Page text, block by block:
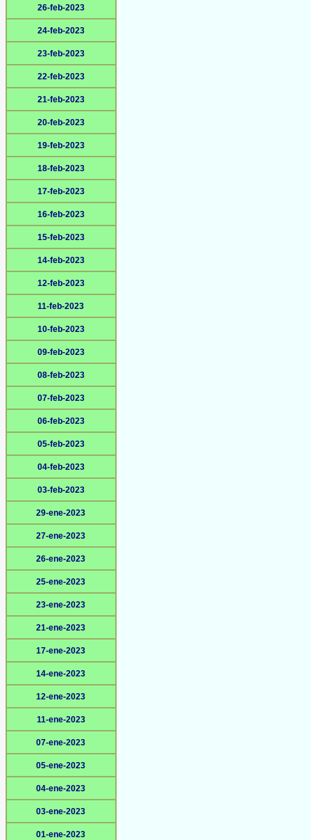
26-feb-2023
24-feb-2023
23-feb-2023
22-feb-2023
21-feb-2023
20-feb-2023
19-feb-2023
18-feb-2023
17-feb-2023
16-feb-2023
15-feb-2023
14-feb-2023
12-feb-2023
11-feb-2023
10-feb-2023
09-feb-2023
08-feb-2023
07-feb-2023
06-feb-2023
05-feb-2023
04-feb-2023
03-feb-2023
29-ene-2023
27-ene-2023
26-ene-2023
25-ene-2023
23-ene-2023
21-ene-2023
17-ene-2023
14-ene-2023
12-ene-2023
11-ene-2023
07-ene-2023
05-ene-2023
04-ene-2023
03-ene-2023
01-ene-2023